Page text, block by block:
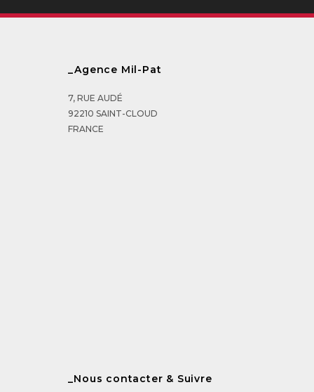
_Agence Mil-Pat
7, RUE AUDÉ
92210 SAINT-CLOUD
FRANCE
_Nous contacter & Suivre